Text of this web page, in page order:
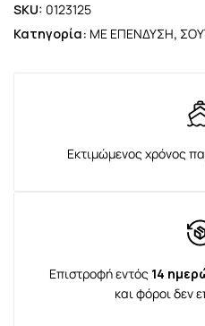
SKU: 0123125
Κατηγορία: ΜΕ ΕΠΕΝΔΥΣΗ,
Εκτιμώμενος χρόνος
Επιστροφή εντός 14
και φόροι δεν